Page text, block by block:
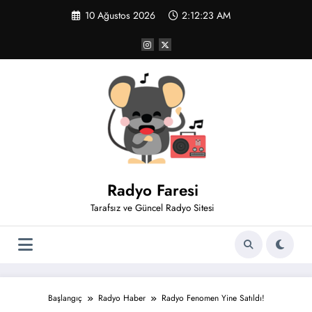
10 Ağustos 2026 2:12:24 AM
Radyo Faresi
Tarafsız ve Güncel Radyo Sitesi
Başlangıç Radyo Haber Radyo Fenomen Yine Satıldı!